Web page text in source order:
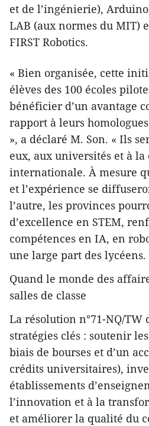
et de l’ingénierie),
LAB (aux normes du MIT)
FIRST Robotics.
« Bien organisée, cette
élèves des 100 écoles
bénéficier d’un avantage
rapport à leurs
», a déclaré M. Son. « Ils
eux, aux universités et à la
internationale. À mesure
et l’expérience se
l’autre, les provinces
d’excellence en STEM,
compétences en IA, en
une large part des lycéens.
Quand le monde des
salles de classe
La résolution n°71-NQ/
stratégies clés : soutenir
biais de bourses et d’un
crédits universitaires),
établissements
l’innovation et à la
et améliorer la qualité du